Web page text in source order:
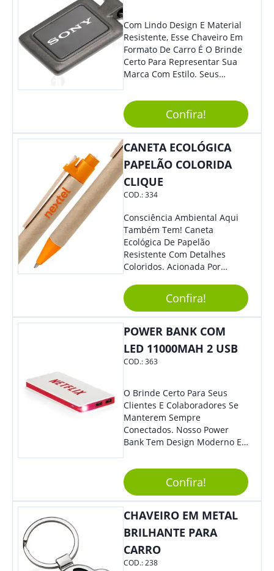
Com Lindo Design E Material
Resistente, Esse Chaveiro Em
Formato De Carro É O Brinde
Certo Para Representar Sua
Marca Com Estilo. Seus
Adorar.
Confira!
CANETA ECOLÓGICA
PAPELÃO COLORIDA
CLIQUE
COD.:334
Consciência Ambiental Aqui
Também Tem! Caneta
Ecológica De Papelão
Resistente Com Detalhes
Coloridos. Acionada Por
E Tem Ponteira Firme, Ideal
Para Traços Precisos.
Confira!
POWER BANK COM
LED 11000MAH 2 USB
COD.:363
O Brinde Certo Para Seus
Clientes E Colaboradores Se
Manterem Sempre
Conectados. Nosso Power
Bank Tem Design Moderno E
Na Bolsa Ou Na Mochila.
Compatível Com Diversos
Aparelhos, O Brinde É Super
Eficiente E Ágil, Ideal Para
Quem Busca Praticidade No
Dia A Dia. Personalize-O Com
Sua Marca E Tenha Ainda
Mais Destaque Em Eventos E
Feiras De Negócios.
Confira!
CHAVEIRO EM METAL
BRILHANTE PARA
CARRO
COD.:238